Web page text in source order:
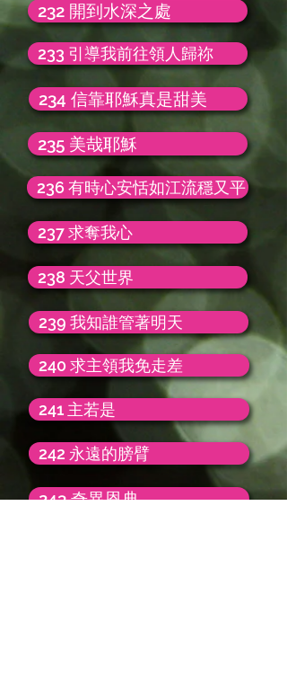
232 開到水深之處
233 引導我前往領人歸祢
234 信靠耶穌真是甜美
235 美哉耶穌
236 有時心安恬如江流穩又平
237 求奪我心
238 天父世界
239 我知誰管著明天
240 求主領我免走差
241 主若是
242 永遠的膀臂
243 奇異恩典